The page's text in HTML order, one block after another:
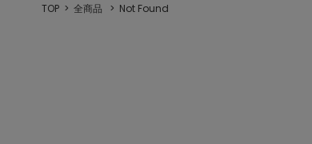
TOP 全商品 Not Found